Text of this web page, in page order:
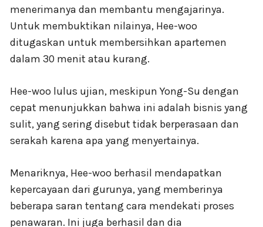
menerimanya dan membantu mengajarinya.
Untuk membuktikan nilainya, Hee-woo
ditugaskan untuk membersihkan apartemen
dalam 30 menit atau kurang.
Hee-woo lulus ujian, meskipun Yong-Su dengan
cepat menunjukkan bahwa ini adalah bisnis yang
sulit, yang sering disebut tidak berperasaan dan
serakah karena apa yang menyertainya.
Menariknya, Hee-woo berhasil mendapatkan
kepercayaan dari gurunya, yang memberinya
beberapa saran tentang cara mendekati proses
penawaran. Ini juga berhasil dan dia